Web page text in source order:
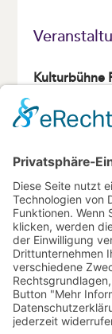
Kulturbühne
95444
Veranstalter
Kontakt:
0921 25 20-82